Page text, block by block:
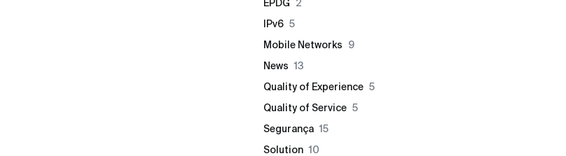
EPDG
2
IPv6 5
Mobile Networks
9
News 13
Quality of Experience 5
Quality of Service 5
Segurança 15
Solution 10